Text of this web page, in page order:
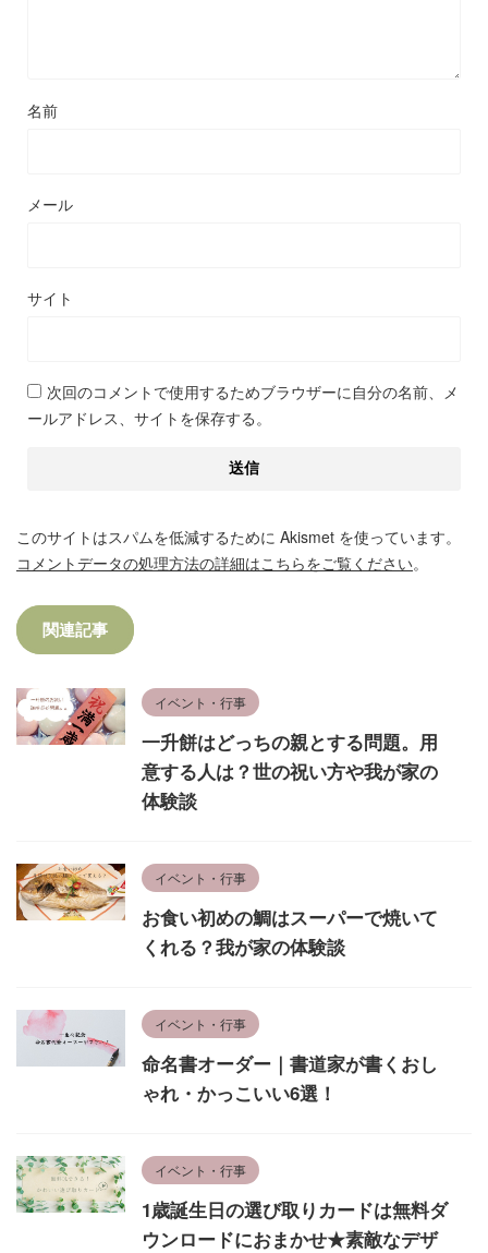
名前
メール
サイト
次回のコメントで使用するためブラウザーに自分の名前、メ
ールアドレス、サイトを保存する。
このサイトはスパムを低減するために Akismet を使っています。
コメントデータの処理方法の詳細はこちらをご覧ください。
関連記事
イベント・行事
一升餅はどっちの親とする問題。用
意する人は？世の祝い方や我が家の
体験談
イベント・行事
お食い初めの鯛はスーパーで焼いて
くれる？我が家の体験談
イベント・行事
命名書オーダー｜書道家が書くおし
ゃれ・かっこいい6選！
イベント・行事
1歳誕生日の選び取りカードは無料ダ
ウンロードにおまかせ★素敵なデザ